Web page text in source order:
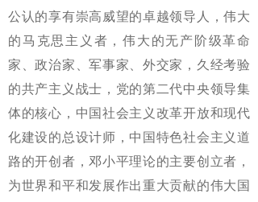
公认的享有崇高威望的卓越领导人，伟大
的马克思主义者，伟大的无产阶级革命
家、政治家、军事家、外交家，久经考验
的共产主义战士，党的第二代中央领导集
体的核心，中国社会主义改革开放和现代
化建设的总设计师，中国特色社会主义道
路的开创者，邓小平理论的主要创立者，
为世界和平和发展作出重大贡献的伟大国